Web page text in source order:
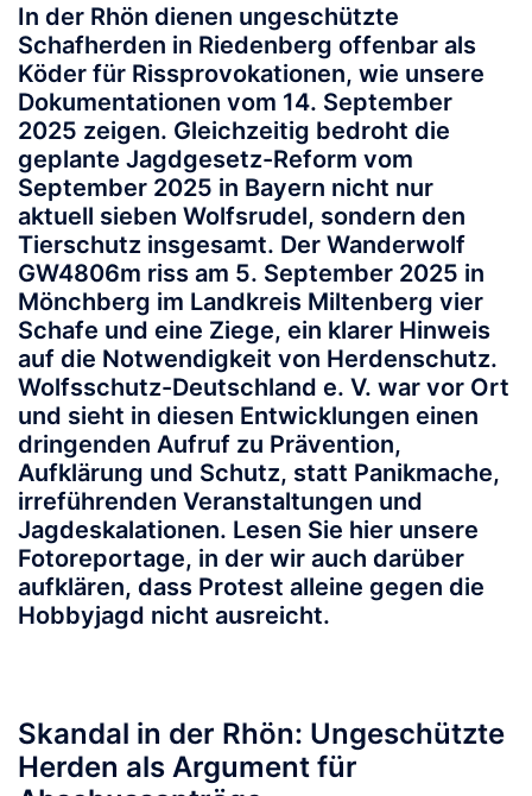
In der Rhön dienen ungeschützte
Schafherden in Riedenberg offenbar als
Köder für Rissprovokationen, wie unsere
Dokumentationen vom 14. September
2025 zeigen. Gleichzeitig bedroht die
geplante Jagdgesetz-Reform vom
September 2025 in Bayern nicht nur
aktuell sieben Wolfsrudel, sondern den
Tierschutz insgesamt. Der Wanderwolf
GW4806m riss am 5. September 2025 in
Mönchberg im Landkreis Miltenberg vier
Schafe und eine Ziege, ein klarer Hinweis
auf die Notwendigkeit von Herdenschutz.
Wolfsschutz-Deutschland e. V. war vor Ort
und sieht in diesen Entwicklungen einen
dringenden Aufruf zu Prävention,
Aufklärung und Schutz, statt Panikmache,
irreführenden Veranstaltungen und
Jagdeskalationen. Lesen Sie hier unsere
Fotoreportage, in der wir auch darüber
aufklären, dass Protest alleine gegen die
Hobbyjagd nicht ausreicht.
Skandal in der Rhön: Ungeschützte
Herden als Argument für